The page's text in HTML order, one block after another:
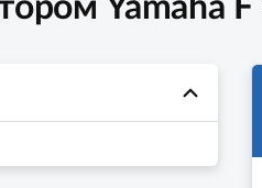
Yamaha F